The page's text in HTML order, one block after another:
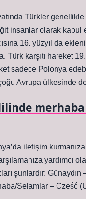
Türkler genellikle
insanlar olarak kabul
16. yüzyıl da
Türk karşıtı hareket
sadece Polonya
Avrupa ülkesinde
iletişim
yardımcı
şunlardır: Günaydın
Selamlar – Cześć